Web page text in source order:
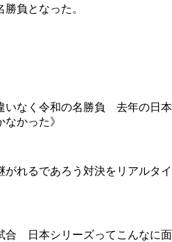
負となった。
いなく令和の名勝負 去年の日本
かった》
がれるであろう対決をリアルタイ
合 日本シリーズってこんなに面